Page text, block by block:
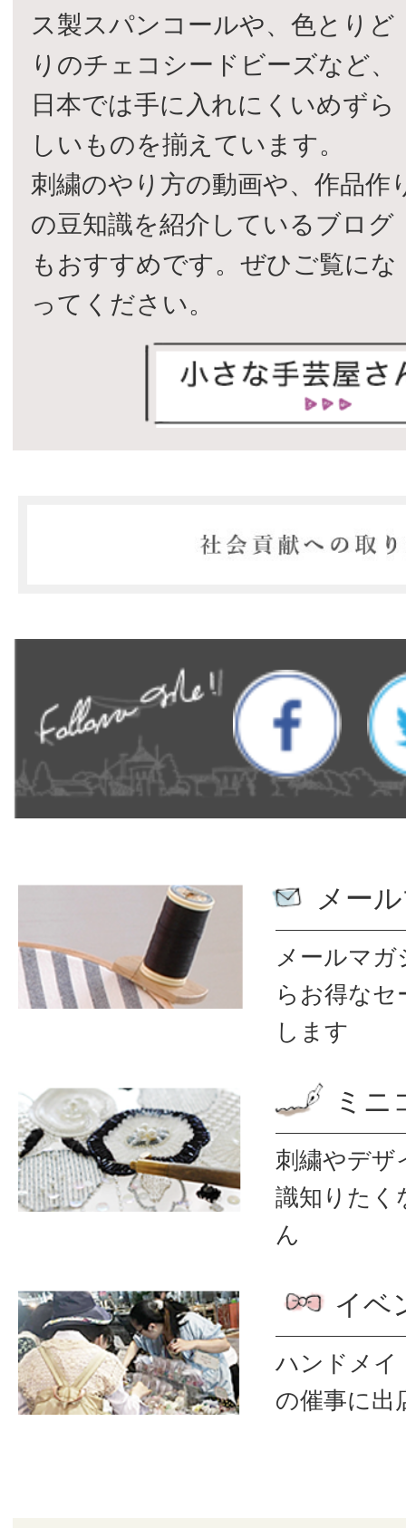
ス製スパンコールや、色とりど
りのチェコシードビーズなど、
日本では手に入れにくいめずら
しいものを揃えています。
刺繍のやり方の動画や、作品作
の豆知識を紹介しているブログ
もおすすめです。ぜひご覧にな
ってください。
メー
メールマ
ら お得なセ
します
ミニ
刺繍やデザ
識知りたく
ん
イベ
ハンドメイ
の催事に出